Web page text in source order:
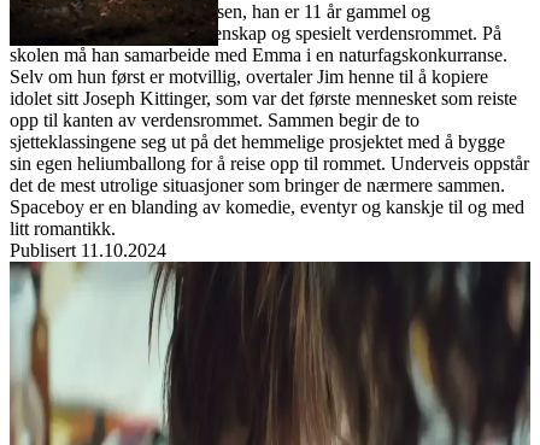
Jim er den nye gutten i klassen, han er 11 år gammel og
lidenskapelig opptatt av vitenskap og spesielt verdensrommet. På
skolen må han samarbeide med Emma i en naturfagskonkurranse.
Selv om hun først er motvillig, overtaler Jim henne til å kopiere
idolet sitt Joseph Kittinger, som var det første mennesket som reiste
opp til kanten av verdensrommet. Sammen begir de to
sjetteklassingene seg ut på det hemmelige prosjektet med å bygge
sin egen heliumballong for å reise opp til rommet. Underveis oppstår
det de mest utrolige situasjoner som bringer de nærmere sammen.
Spaceboy er en blanding av komedie, eventyr og kanskje til og med
litt romantikk.
Publisert 11.10.2024